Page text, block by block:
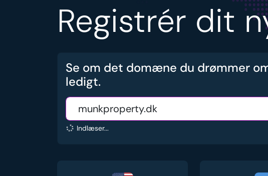
Registrér dit
Se om det domæne du drømmer
ledigt.
Indlæser...